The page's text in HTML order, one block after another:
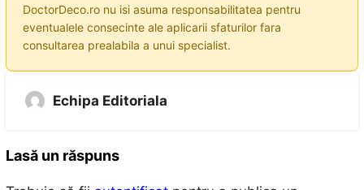
DoctorDeco.ro nu isi asuma responsabilitatea pentru
eventualele consecinte ale aplicarii sfaturilor fara
consultarea prealabila a unui specialist.
Echipa Editoriala
Lasă un răspuns